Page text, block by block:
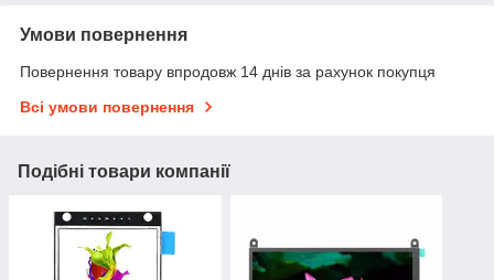
Умови повернення
Повернення товару впродовж 14 днів за рахунок покупця
Всі умови повернення
Подібні товари компанії